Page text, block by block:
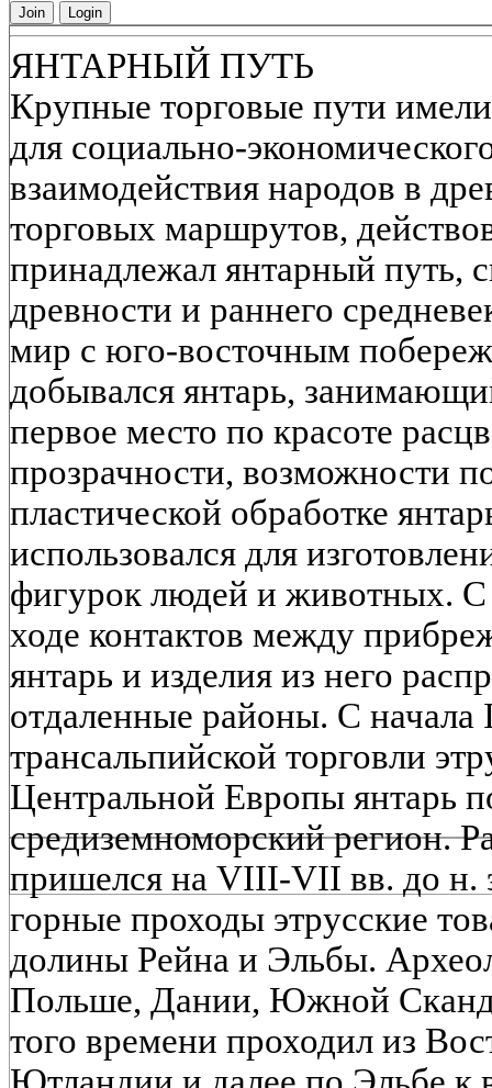
Join Login
ЯНТАРНЫЙ ПУТЬ
Крупные торговые пути
для социально-
взаимодействия народов в
торговых маршрутов,
принадлежал янтарный путь,
древности и раннего
мир с юго-восточным
добывался янтарь,
первое место по красоте
прозрачности, возможности
пластической обработке
использовался для
фигурок людей и животных.
ходе контактов между
янтарь и изделия из него
отдаленные районы. С начала
трансальпийской торговли
Центральной Европы янтарь
средиземноморский регион.
пришелся на VIII-VII вв. до н.
горные проходы этрусские
долины Рейна и Эльбы.
Польше, Дании, Южной
того времени проходил из